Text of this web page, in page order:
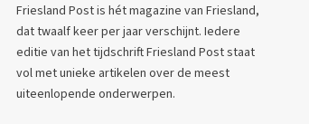
Friesland Post is hét magazine van Friesland,
dat twaalf keer per jaar verschijnt. Iedere
editie van het tijdschrift Friesland Post staat
vol met unieke artikelen over de meest
uiteenlopende onderwerpen.